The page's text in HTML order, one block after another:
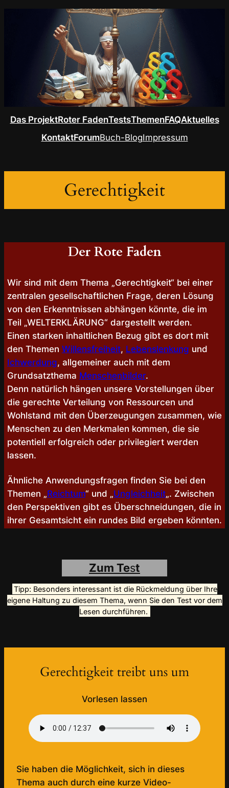
Das ProjektRoter FadenTestsThemenFAQAktuelles
KontaktForumBuch-BlogImpressum
Gerechtigkeit
Der Rote Faden
Wir sind mit dem Thema „Gerechtigkeit“ bei einer
zentralen gesellschaftlichen Frage, deren Lösung
von den Erkenntnissen abhängen könnte, die im
Teil „WELTERKLÄRUNG“ dargestellt werden.
Einen starken inhaltlichen Bezug gibt es dort mit
den Themen Willensfreiheit, Lebenslenkung und
Ichwerdung, allgemeiner auch mit dem
Grundsatzthema Menschenbilder.
Denn natürlich hängen unsere Vorstellungen über
die gerechte Verteilung von Ressourcen und
Wohlstand mit den Überzeugungen zusammen, wie
Menschen zu den Merkmalen kommen, die sie
potentiell erfolgreich oder privilegiert werden
lassen.
Ähnliche Anwendungsfragen finden Sie bei den
Themen „Reichtum“ und „Ungleichheit„. Zwischen
den Perspektiven gibt es Überschneidungen, die in
ihrer Gesamtsicht ein rundes Bild ergeben könnten.
Zum Test
Tipp: Besonders interessant ist die Rückmeldung über Ihre
eigene Haltung zu diesem Thema, wenn Sie den Test vor dem
Lesen durchführen.
Gerechtigkeit treibt uns um
Vorlesen lassen
Sie haben die Möglichkeit, sich in dieses
Thema auch durch eine kurze Video-